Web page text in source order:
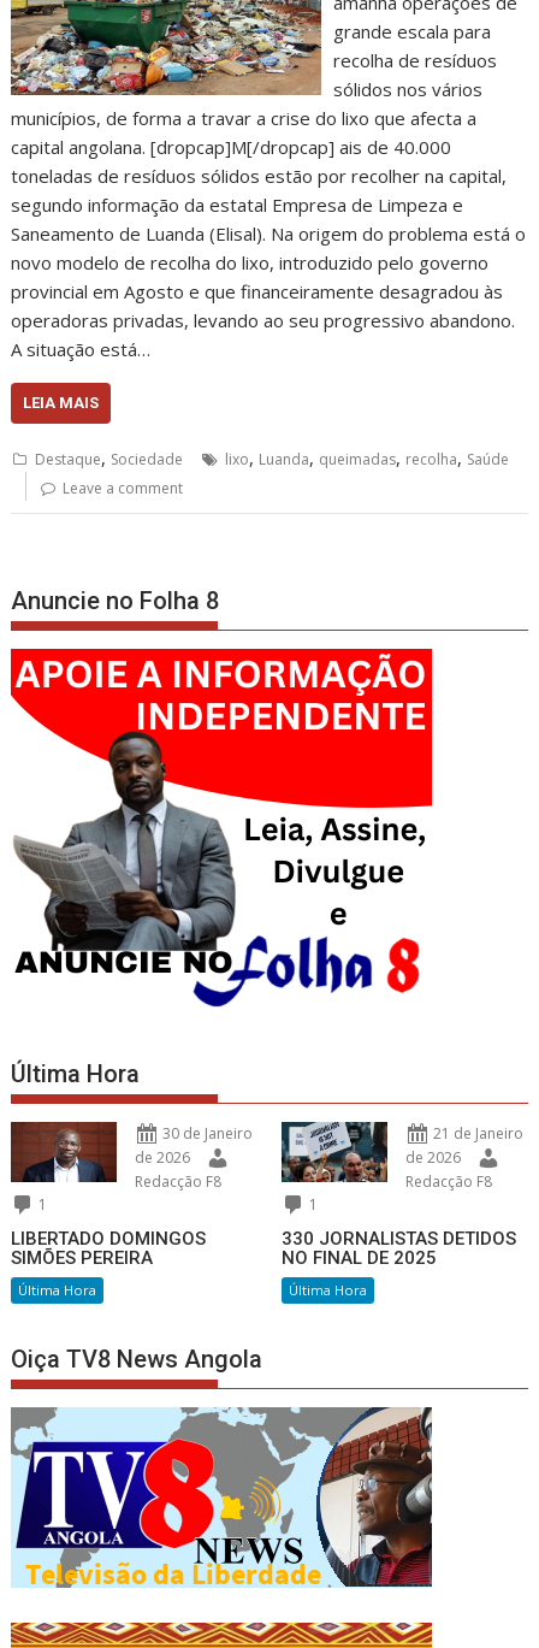
grande escala para
recolha de resíduos
sólidos nos vários
municípios, de forma a travar a crise do lixo que afecta a
capital angolana. [dropcap]M[/dropcap] ais de 40.000
toneladas de resíduos sólidos estão por recolher na capital,
segundo informação da estatal Empresa de Limpeza e
Saneamento de Luanda (Elisal). Na origem do problema está o
novo modelo de recolha do lixo, introduzido pelo governo
provincial em Agosto e que financeiramente desagradou às
operadoras privadas, levando ao seu progressivo abandono.
A situação está…
LEIA MAIS
Destaque, Sociedade lixo, Luanda, queimadas, recolha, Saúde
Leave a comment
Anuncie no Folha 8
Última Hora
30 de Janeiro
de 2026
Redacção F8
1
LIBERTADO DOMINGOS
SIMÕES PEREIRA
Última Hora
21 de Janeiro
de 2026
Redacção F8
1
330 JORNALISTAS DETIDOS
NO FINAL DE 2025
Última Hora
Oiça TV8 News Angola